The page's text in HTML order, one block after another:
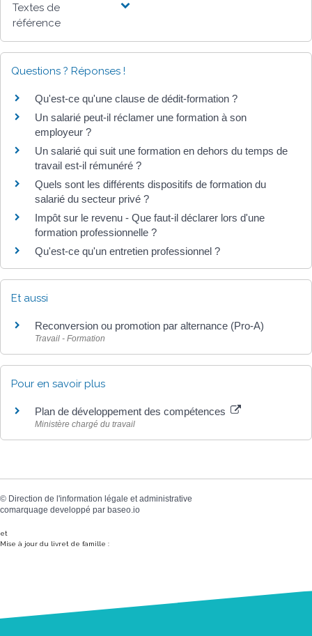
Textes de
référence
Questions ? Réponses !
Qu'est-ce qu'une clause de dédit-formation ?
Un salarié peut-il réclamer une formation à son
employeur ?
Un salarié qui suit une formation en dehors du temps de
travail est-il rémunéré ?
Quels sont les différents dispositifs de formation du
salarié du secteur privé ?
Impôt sur le revenu - Que faut-il déclarer lors d'une
formation professionnelle ?
Qu'est-ce qu'un entretien professionnel ?
Et aussi
Reconversion ou promotion par alternance (Pro-A)
Travail - Formation
Pour en savoir plus
Plan de développement des compétences
Ministère chargé du travail
© Direction de l'information légale et administrative
comarquage developpé par baseo.io
et
Mise à jour du livret de famille :